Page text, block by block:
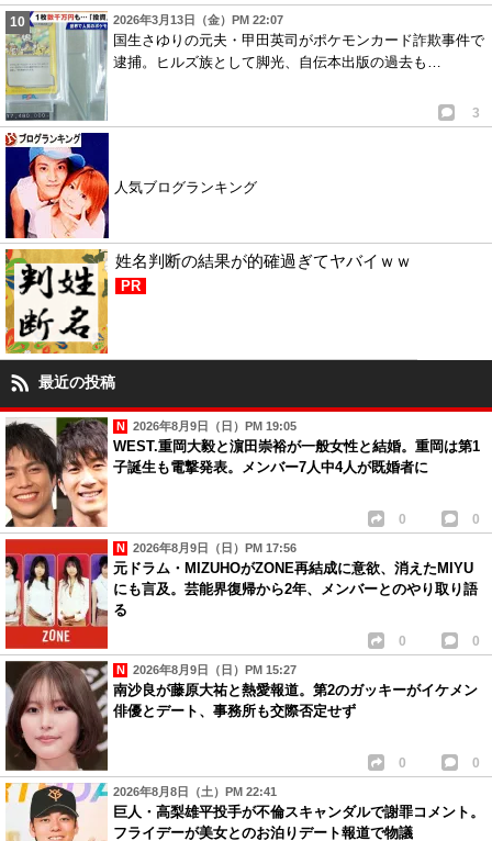
2026年3月13日（金）PM 22:07
国生さゆりの元夫・甲田英司がポケモンカード詐欺事件で
逮捕。ヒルズ族として脚光、自伝本出版の過去も…
3
人気ブログランキング
姓名判断の結果が的確過ぎてヤバイｗｗ
PR
最近の投稿
2026年8月9日（日）PM 19:05
WEST.重岡大毅と濵田崇裕が一般女性と結婚。重岡は第1
子誕生も電撃発表。メンバー7人中4人が既婚者に
0 0
2026年8月9日（日）PM 17:56
元ドラム・MIZUHOがZONE再結成に意欲、消えたMIYU
にも言及。芸能界復帰から2年、メンバーとのやり取り語
る
0 0
2026年8月9日（日）PM 15:27
南沙良が藤原大祐と熱愛報道。第2のガッキーがイケメン
俳優とデート、事務所も交際否定せず
0 0
2026年8月8日（土）PM 22:41
巨人・高梨雄平投手が不倫スキャンダルで謝罪コメント。
フライデーが美女とのお泊りデート報道で物議